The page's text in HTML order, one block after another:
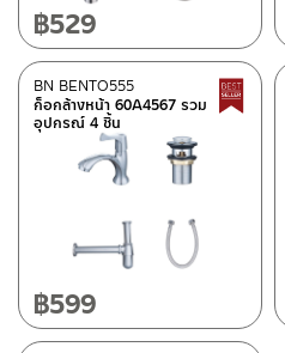
฿529
ก็อกล้างหน้า 60A4567 รวม
อุปกรณ์ 4 ชิ้น
BN BENTO555
฿599